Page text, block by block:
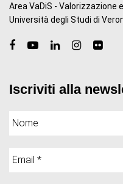
Area VaDiS - Valorizzazione
Università degli Studi di
Iscriviti alla